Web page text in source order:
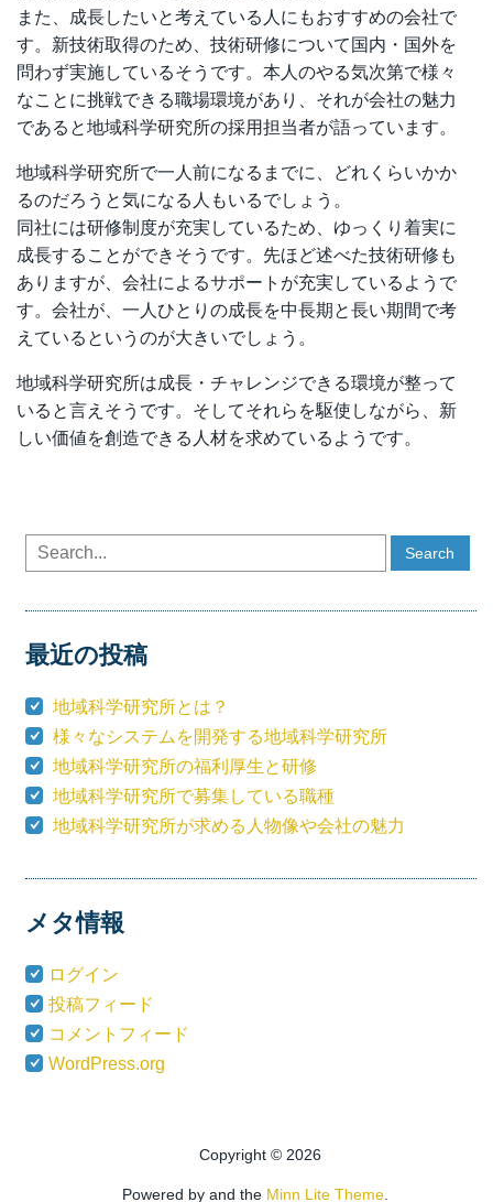
また、成長したいと考えている人にもおすすめの会社で
す。新技術取得のため、技術研修について国内・国外を
問わず実施しているそうです。本人のやる気次第で様々
なことに挑戦できる職場環境があり、それが会社の魅力
であると地域科学研究所の採用担当者が語っています。
地域科学研究所で一人前になるまでに、どれくらいかか
るのだろうと気になる人もいるでしょう。
同社には研修制度が充実しているため、ゆっくり着実に
成長することができそうです。先ほど述べた技術研修も
ありますが、会社によるサポートが充実しているようで
す。会社が、一人ひとりの成長を中長期と長い期間で考
えているというのが大きいでしょう。
地域科学研究所は成長・チャレンジできる環境が整って
いると言えそうです。そしてそれらを駆使しながら、新
しい価値を創造できる人材を求めているようです。
最近の投稿
地域科学研究所とは？
様々なシステムを開発する地域科学研究所
地域科学研究所の福利厚生と研修
地域科学研究所で募集している職種
地域科学研究所が求める人物像や会社の魅力
メタ情報
ログイン
投稿フィード
コメントフィード
WordPress.org
Copyright © 2026
Powered by and the Minn Lite Theme.